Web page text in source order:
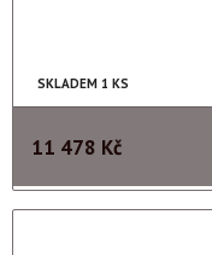
SKLADEM 1 KS
11 478 Kč